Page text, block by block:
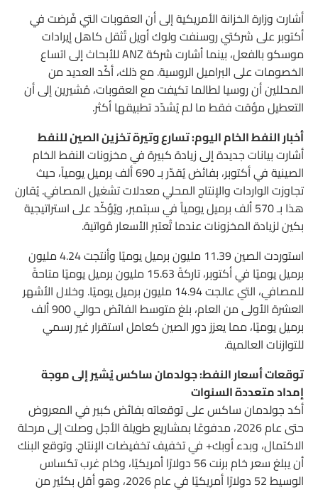
أشارت وزارة الخزانة الأمريكية إلى أن العقوبات التي فُرضت في
أكتوبر على شركتي روسنفت ولوك أويل تُثقل كاهل إيرادات
موسكو بالفعل، بينما أشارت شركة ANZ للأبحاث إلى اتساع
الخصومات على البراميل الروسية. مع ذلك، أكّد العديد من
المحللين أن روسيا لطالما تكيفت مع العقوبات، مُشيرين إلى أن
التعطيل مؤقت فقط ما لم يُشدّد تطبيقها أكثر.
أخبار النفط الخام اليوم: تسارع وتيرة تخزين الصين للنفط
أشارت بيانات جديدة إلى زيادة كبيرة في مخزونات النفط الخام
الصينية في أكتوبر، بفائض يُقدّر بـ 690 ألف برميل يومياً، حيث
تجاوزت الواردات والإنتاج المحلي معدلات تشغيل المصافي. يُقارن
هذا بـ 570 ألف برميل يومياً في سبتمبر، ويُؤكّد على استراتيجية
بكين لزيادة المخزونات عندما تُعتبر الأسعار مُواتية.
استوردت الصين 11.39 مليون برميل يوميًا وأنتجت 4.24 مليون
برميل يوميًا في أكتوبر، تاركةً 15.63 مليون برميل يوميًا متاحةً
للمصافي، التي عالجت 14.94 مليون برميل يوميًا. وخلال الأشهر
العشرة الأولى من العام، بلغ متوسط ​​الفائض حوالي 900 ألف
برميل يوميًا، مما يعزز دور الصين كعامل استقرار غير رسمي
للتوازنات العالمية.
توقعات أسعار النفط: جولدمان ساكس يُشير إلى موجة
إمداد متعددة السنوات
أكد جولدمان ساكس على توقعاته بفائض كبير في المعروض
حتى عام 2026، مدفوعًا بمشاريع طويلة الأجل وصلت إلى مرحلة
الاكتمال، وبدء أوبك+ في تخفيف تخفيضات الإنتاج. وتوقع البنك
أن يبلغ سعر خام برنت 56 دولارًا أمريكيًا، وخام غرب تكساس
الوسيط 52 دولارًا أمريكيًا في عام 2026، وهو أقل بكثير من